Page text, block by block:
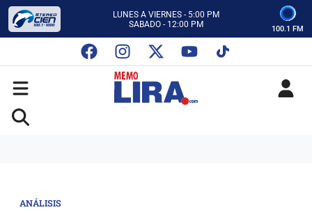
LUNES A VIERNES - 5:00 PM
SABADO - 12:00 PM
CON MEMO LIRA Y SU EQUIPO
LUNES A VIERNES - 5:00 PM
SABADO - 12:00 PM
100.1 FM
ANÁLISIS